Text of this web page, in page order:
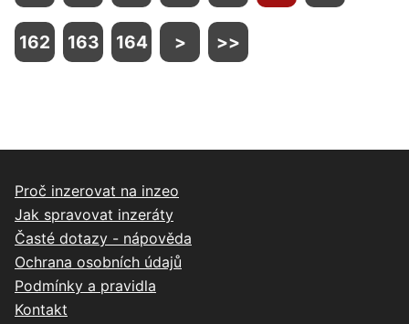
162 163 164 > >>
Proč inzerovat na inzeo
Jak spravovat inzeráty
Časté dotazy - nápověda
Ochrana osobních údajů
Podmínky a pravidla
Kontakt